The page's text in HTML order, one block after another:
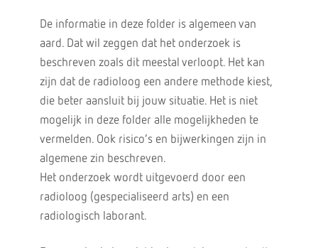
De informatie in deze folder is algemeen van
aard. Dat wil zeggen dat het onderzoek is
beschreven zoals dit meestal verloopt. Het kan
zijn dat de radioloog een andere methode kiest,
die beter aansluit bij jouw situatie. Het is niet
mogelijk in deze folder alle mogelijkheden te
vermelden. Ook risico’s en bijwerkingen zijn in
algemene zin beschreven.
Het onderzoek wordt uitgevoerd door een
radioloog (gespecialiseerd arts) en een
radiologisch laborant.